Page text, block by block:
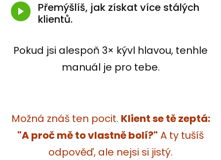
Přemýšlíš, jak získat více stálých
klientů.
Pokud jsi alespoň 3× kývl hlavou, tenhle
manuál je pro tebe.
Možná znáš ten pocit. Klient se tě zeptá:
"A proč mě to vlastně bolí?" A ty tušíš
odpověď, ale nejsi si jistý.